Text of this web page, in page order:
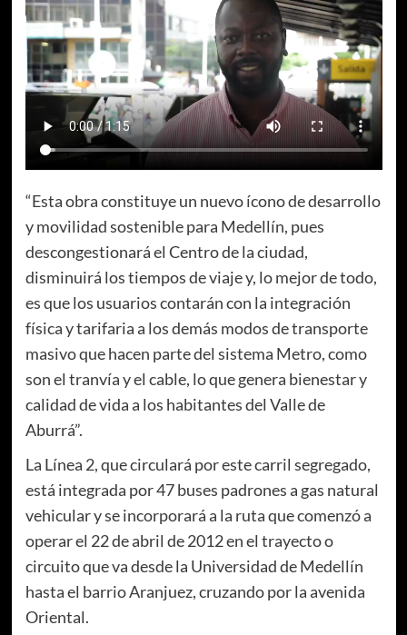
“Esta obra constituye un nuevo ícono de desarrollo
y movilidad sostenible para Medellín, pues
descongestionará el Centro de la ciudad,
disminuirá los tiempos de viaje y, lo mejor de todo,
es que los usuarios contarán con la integración
física y tarifaria a los demás modos de transporte
masivo que hacen parte del sistema Metro, como
son el tranvía y el cable, lo que genera bienestar y
calidad de vida a los habitantes del Valle de
Aburrá”.
La Línea 2, que circulará por este carril segregado,
está integrada por 47 buses padrones a gas natural
vehicular y se incorporará a la ruta que comenzó a
operar el 22 de abril de 2012 en el trayecto o
circuito que va desde la Universidad de Medellín
hasta el barrio Aranjuez, cruzando por la avenida
Oriental.